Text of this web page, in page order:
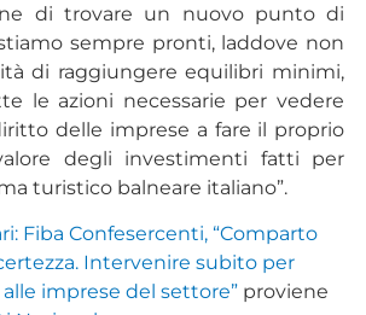
di trovare un nuovo punto di
sempre pronti, laddove non
di raggiungere equilibri minimi,
le azioni necessarie per vedere
delle imprese a fare il proprio
degli investimenti fatti per
turistico balneare italiano”.
Fiba Confesercenti, “Comparto
Intervenire subito per
imprese del settore”proviene